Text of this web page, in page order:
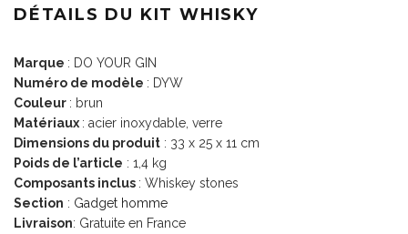
DÉTAILS DU KIT WHISKY
Marque : DO YOUR GIN
Numéro de modèle : ‎DYW
Couleur : brun
Matériaux : acier inoxydable, verre
Dimensions du produit : ‎33 x 25 x 11 cm
Poids de l’article : 1,4 kg
Composants inclus : ‎Whiskey stones
Section : Gadget homme
Livraison: Gratuite en France